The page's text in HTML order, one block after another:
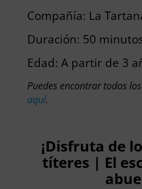
Compañía: La
Duración: 50
Edad: A partir de 3
Puedes encontrar todos los
aquí.
¡Disfruta de
títeres | El